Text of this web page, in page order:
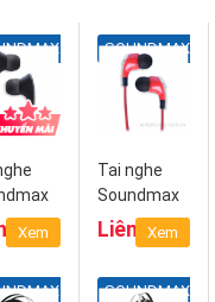
hệ
Xem
SOUNDMAX
Tai nghe
Soundmax
AH-702
Liên hệ
Xem
SOUNDMAX